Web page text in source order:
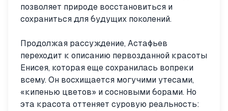
позволяет природе восстановиться и
сохраниться для будущих поколений.
Продолжая рассуждение, Астафьев
переходит к описанию первозданной красоты
Енисея, которая еще сохранилась вопреки
всему. Он восхищается могучими утесами,
«кипенью цветов» и сосновыми борами. Но
эта красота оттеняет суровую реальность: